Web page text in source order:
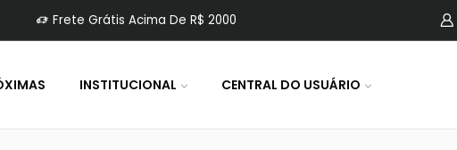
Frete Grátis Acima De R$ 2000
INSTITUCIONAL CENTRAL DO USUÁRIO